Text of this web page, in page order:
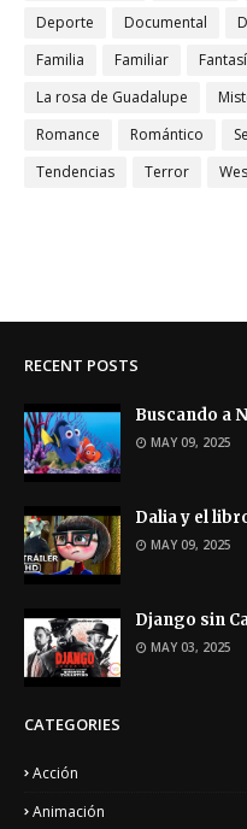
Deporte
Documental
Familia
Familiar
La rosa de Guadalupe
Romance
Romántico
Tendencias
Terror
RECENT POSTS
Buscando a
MAY 09, 2025
Dalia y el
MAY 09, 2025
Django sin
MAY 03, 2025
CATEGORIES
Acción
Animación